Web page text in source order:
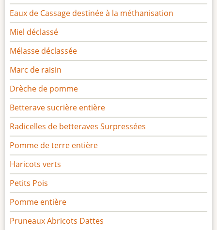
Eaux de Cassage destinée à la méthanisation
Miel déclassé
Mélasse déclassée
Marc de raisin
Drèche de pomme
Betterave sucrière entière
Radicelles de betteraves Surpressées
Pomme de terre entière
Haricots verts
Petits Pois
Pomme entière
Pruneaux Abricots Dattes